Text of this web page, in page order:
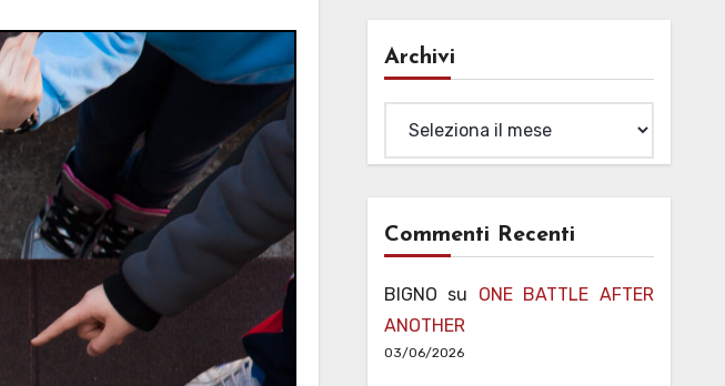
Archivi
Commenti Recenti
BIGNO su ONE BATTLE AFTER
ANOTHER
03/06/2026